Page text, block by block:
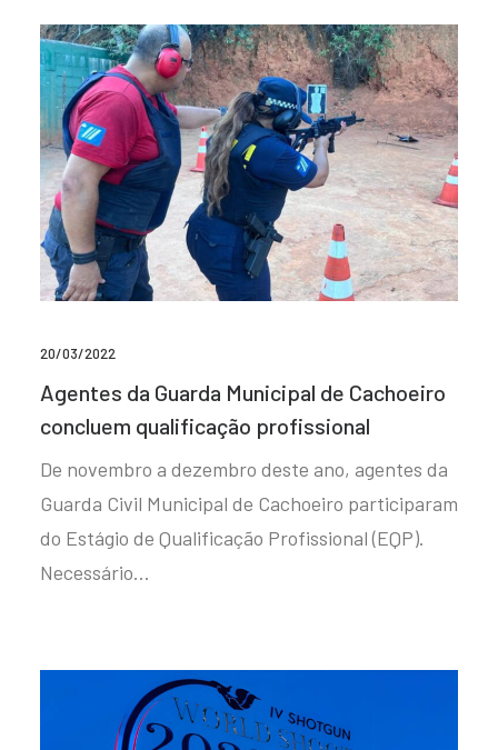
20/03/2022
Agentes da Guarda Municipal de Cachoeiro
concluem qualificação profissional
De novembro a dezembro deste ano, agentes da
Guarda Civil Municipal de Cachoeiro participaram
do Estágio de Qualificação Profissional (EQP).
Necessário…